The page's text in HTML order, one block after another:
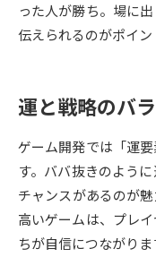
新学年スタート号特集ペー
オープンキャンパス
オープンキャンパス検索
った人が勝ち。場に
伝えられるのがポイン
運と戦略のバ
ゲーム開発では「運
す。ババ抜きのよう
チャンスがあるのが
高いゲームは、プレ
ちが自信につながりま